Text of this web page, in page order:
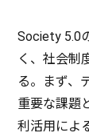
Society 5.0
く、社会制
る。まず、
重要な課題
利活用によ